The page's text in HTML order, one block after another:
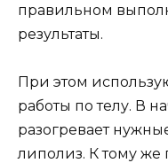
правильном
результаты.
При этом
работы по телу. В
разогревает
липолиз. К тому же